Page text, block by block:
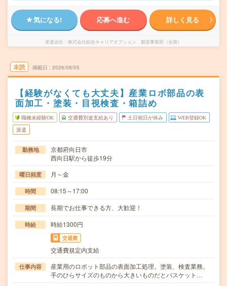
気になる! 応募へ進む 詳しく見る
派遣会社 株式会社綜合キャリアオプション 製造事業部（全国）
未読 掲載日 2026/08/05
【経験がなくても大丈夫】産業ロボ部品の表
面加工・塗装・目視検査・箱詰め
職種未経験OK 交通費別途支給あり 土日祝日が休み WEB登録OK
派遣
勤務地
京都府向日市
西向日駅から徒歩19分
曜日頻度 月～金
時間 08:15～17:00
期間 長期でお仕事できる方、大歓迎！
時給 時給1300円
交通費
交通費規定内支給
仕事内容
産業用のロボット部品の表面加工処理。塗装、検査業務。
手のひらサイズのものから大きいものだとバスケット…